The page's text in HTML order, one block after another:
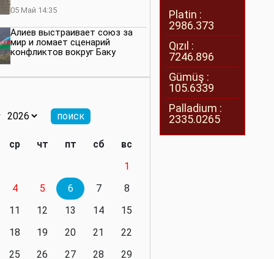
05 Май 14:35
Алиев выстраивает союз за
мир и ломает сценарий
конфликтов вокруг Баку
значимость региона
нейтралитета больше не будет
11 Март 16:36
президенту приходится все
делать самому
ср чт пт сб
вс
1
4 5 6 7
8
11 12 13 14
15
18 19 20 21
22
25 26 27 28
29
Platin :
2986.373
Qızıl :
7246.896
Gümüş :
105.6339
Palladium :
2335.0265